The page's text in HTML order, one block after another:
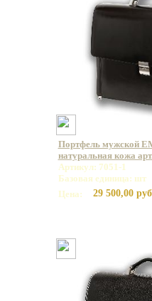
Портфель мужской
натуральная кожа
Артикул: 7051-1
Базовая единица: шт
Цена:
29 500,00